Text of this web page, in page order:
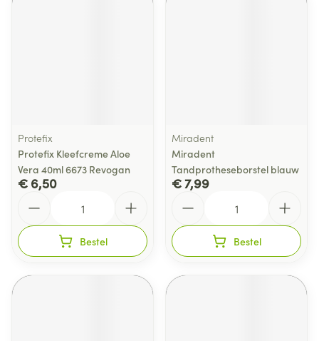
Protefix
Protefix Kleefcreme Aloe
Vera 40ml 6673 Revogan
€ 6,50
Bestel
Miradent
Miradent
Tandprotheseborstel blauw
€ 7,99
Bestel